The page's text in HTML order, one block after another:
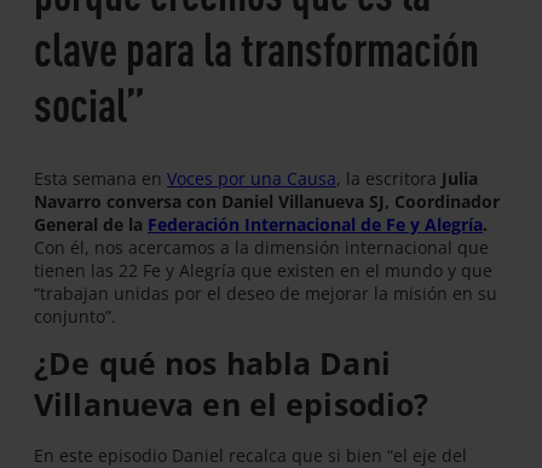
clave para la transformación
social”
Esta semana en Voces por una Causa, la escritora Julia
Navarro conversa con Daniel Villanueva SJ, Coordinador
General de la Federación Internacional de Fe y Alegría.
Con él, nos acercamos a la dimensión internacional que
tienen las 22 Fe y Alegría que existen en el mundo y que
“trabajan unidas por el deseo de mejorar la misión en su
conjunto”.
¿De qué nos habla Dani
Villanueva en el episodio?
En este episodio Daniel recalca que si bien “el eje del